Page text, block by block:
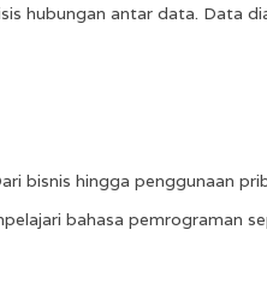
hubungan antar data. Data
bisnis hingga penggunaan
bahasa pemrograman